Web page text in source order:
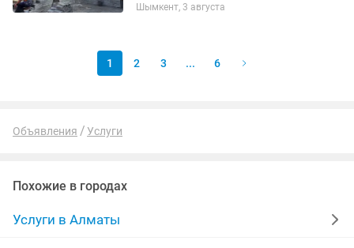
Шымкент, 3 августа
1 2 3 ... 6
Объявления Услуги
Похожие в городах
Услуги в Алматы